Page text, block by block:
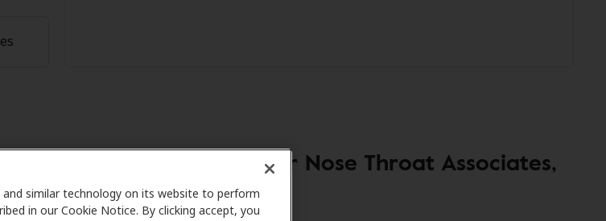
and similar technology on its website to perform
in our Cookie Notice. By clicking accept, you
en Hearing Center at Ear Nose Throat Associates,
Dunedin